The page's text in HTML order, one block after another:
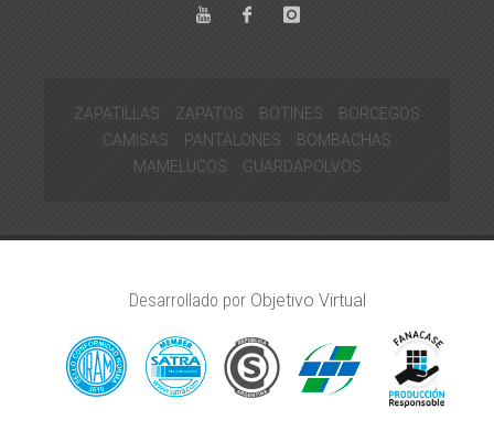
ZAPATILLAS ZAPATOS BOTINES
BORCEGOS
CAMISAS
PANTALONES
BOMBACHAS
MAMELUCOS
GUARDAPOLVOS
Desarrollado por Objetivo Virtual